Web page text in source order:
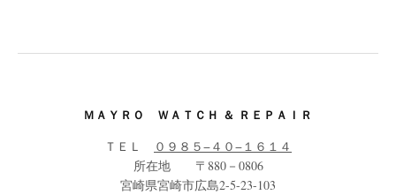
ー
ＭＡＹＲＯ ＷＡＴＣＨ ＆ ＲＥＰＡＩＲ
ＴＥＬ
０９８５−４０−１６１４
所在地 〒880－0806
宮崎県宮崎市広島2-5-23-103